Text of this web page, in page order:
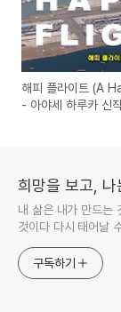
해피 플라이트 (A
- 아야세 하루카 신
희망을 보고, 나
내 삶은 내가 만드는
것이다 다시 태어날
구독하기